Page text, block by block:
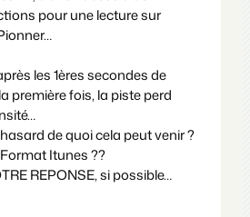
pour une lecture sur
les 1ères secondes de
première fois, la piste perd
de quoi cela peut venir ?
Itunes ??
REPONSE, si possible…